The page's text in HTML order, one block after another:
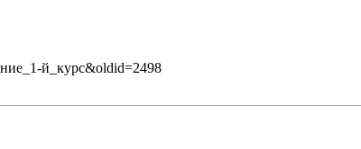
й_курс&oldid=2498